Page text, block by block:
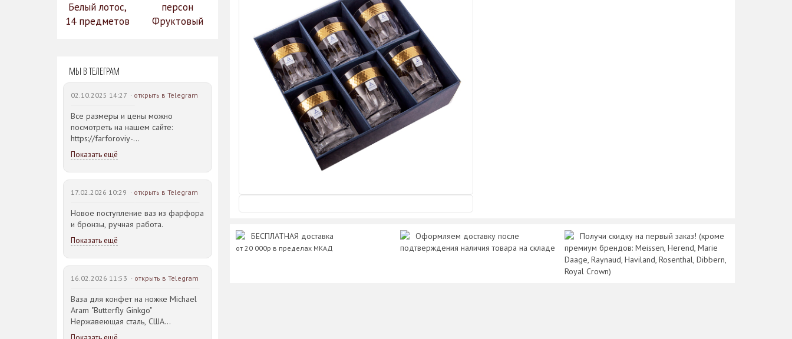
БЕСПЛАТНАЯ доставка
от 20 000р в пределах МКАД
Оформляем доставку после
подтверждения наличия товара на складе
Получи скидку на первый заказ! (кроме
премиум брендов: Meissen, Herend, Marie
Daage, Raynaud, Haviland, Rosenthal, Dibbern,
Royal Crown)
Белый лотос,
14 предметов
742 руб.
персон
Фруктовый
МЫ В ТЕЛЕГРАМ
02.10.2025 14:27 · открыть в Telegram
Все размеры и цены можно
посмотреть на нашем сайте:
https://farforoviy-
dvorec.ru/catalog/brands/Bohemia_JIHLAVA/
Показать ещё
17.02.2026 10:29 · открыть в Telegram
Новое поступление ваз из фарфора
и бронзы, ручная работа.
Показать ещё
16.02.2026 11:53 · открыть в Telegram
Ваза для конфет на ножке Michael
Aram "Butterfly Ginkgo"
Нержавеющая сталь, США
23,5*21,5*14,5см